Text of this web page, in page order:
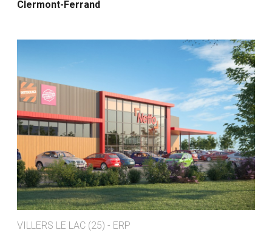
Clermont-Ferrand
VILLERS LE LAC (25) - ERP